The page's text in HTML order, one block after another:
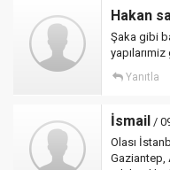
Hakan
Şaka gibi
Yanıtla
İsmail /
Olası
Gaziantep,